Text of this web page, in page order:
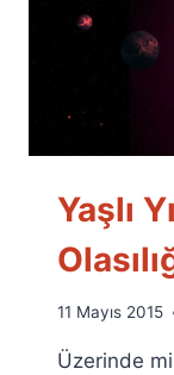
Yaşlı
By
Fuat
11 Mayıs 2015
Üzerinde